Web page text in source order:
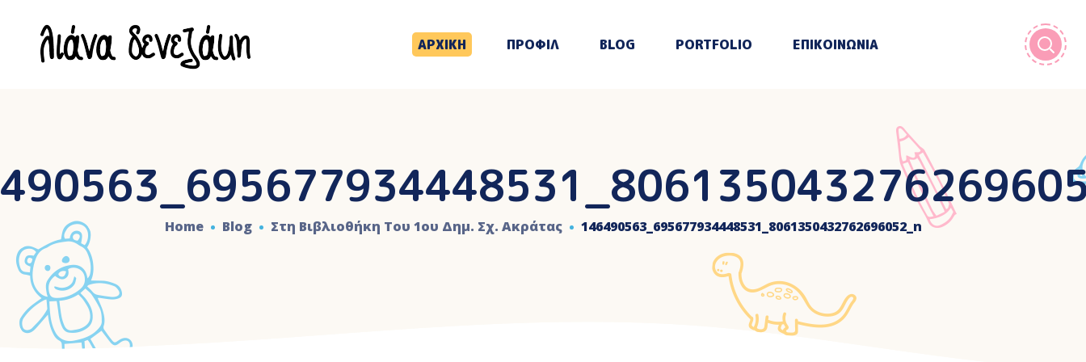
ΑΡΧΙΚΗ ΠΡΟΦΙΛ BLOG PORTFOLIO ΕΠΙΚΟΙΝΩΝΙΑ
Home Blog Στη Βιβλιοθήκη Του 1ου Δημ. Σχ. Ακράτας 146490563_695677934448531_8061350432762696052_n